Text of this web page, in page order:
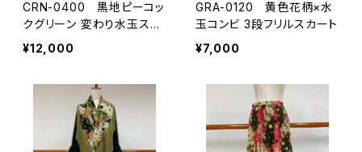
CRN-0400 黒地ピーコッ
クグリーン 変わり水玉スカ
ート
¥12,000
GRA-0120 黄色花柄×水
玉コンビ 3段フリルスカート
¥7,000